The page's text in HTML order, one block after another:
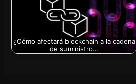
¿Cómo afectará blockchain a la cadena
de suministro…